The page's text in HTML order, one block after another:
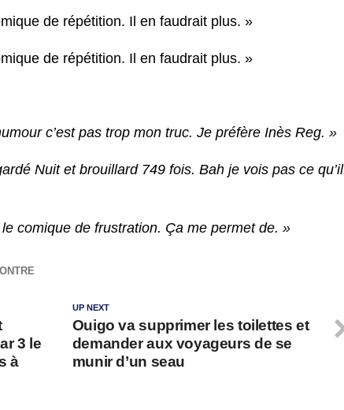
de répétition. Il en faudrait plus. »
de répétition. Il en faudrait plus. »
c’est pas trop mon truc. Je préfère Inès Reg. »
Nuit et brouillard 749 fois. Bah je vois pas ce qu’il
comique de frustration. Ça me permet de. »
UP NEXT
Ouigo va supprimer les toilettes et
demander aux voyageurs de se
munir d’un seau
3 le
à